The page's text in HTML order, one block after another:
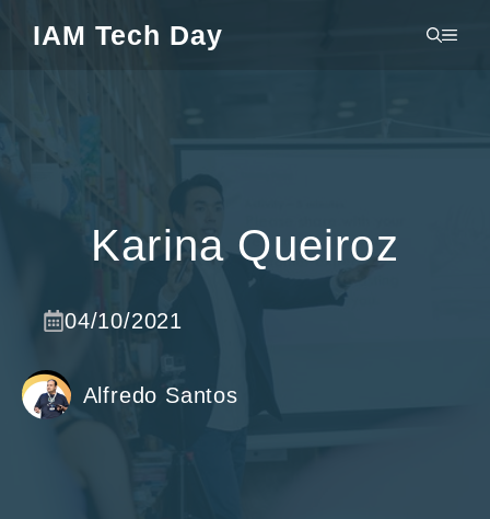
paraIAM Tech Day
Karina Queiroz
04/10/2021
Alfredo Santos